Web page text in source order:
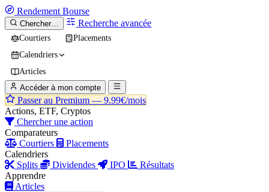
Rendement Bourse
Chercher… Recherche avancée
Courtiers
Placements
Calendriers
Articles
Accéder à mon compte
Passer au Premium — 9.99€/mois
Actions, ETF, Cryptos
Chercher une action
Comparateurs
Courtiers
Placements
Calendriers
Splits
Dividendes IPO
Résultats
Apprendre
Articles